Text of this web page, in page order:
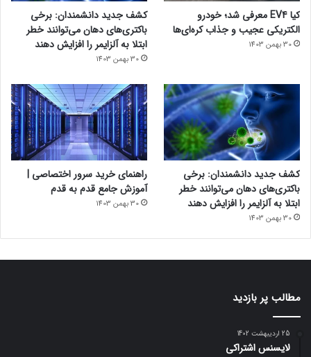
کیا EV4 معرفی شد؛ خودرو
الکتریکی عجیب و جذاب کره‌ای‌ها
30 بهمن 1403
کشف جدید دانشمندان: برخی
باکتری‌های دهان می‌توانند خطر
ابتلا به آلزایمر را افزایش دهند
30 بهمن 1403
کشف جدید دانشمندان: برخی
باکتری‌های دهان می‌توانند خطر
ابتلا به آلزایمر را افزایش دهند
30 بهمن 1403
راهنمای خرید سرور اختصاصی |
آموزش جامع قدم به قدم
30 بهمن 1403
مطالب پر بازدید
25 اردیبهشت 1402
لایسنس اشتراکی